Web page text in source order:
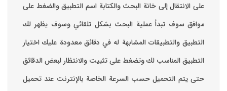
على الانتقال إلى خانة البحث والكتابة اسم التطبيق والضغط على
موافق ‏سوف تبدأ عملية البحث بشكل تلقائي وسوف يظهر لك
التطبيق والتطبيقات المشابهة له في دقائق معدودة ‏عليك اختيار
التطبيق المناسب لك وتضغط على تثبيت والانتظار لبعض الدقائق
حتى يتم التحميل حسب السرعة الخاصة بالإنترنت ‏عند تحميل